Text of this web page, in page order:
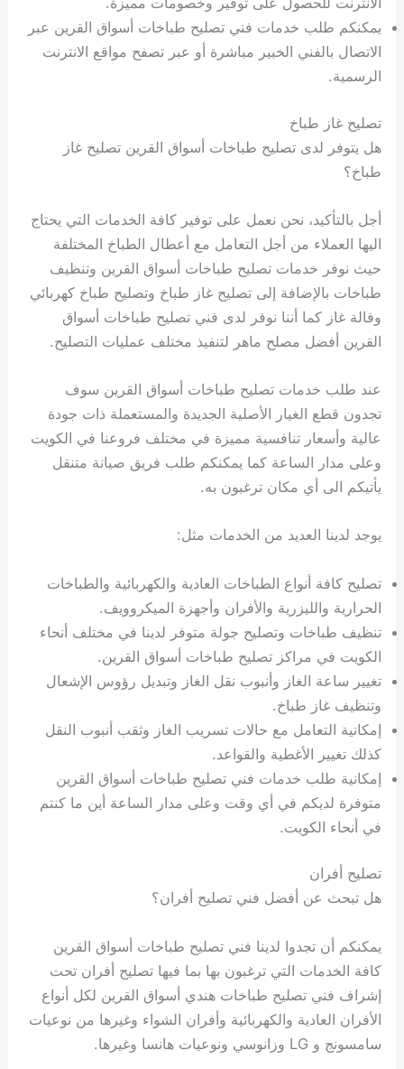
يمكنكم طلب خدمات فني تصليح طباخات أسواق القرين عبر
الاتصال بالفني الخبير مباشرة أو عبر تصفح مواقع الانترنت
الرسمية.
تصليح غاز طباخ
هل يتوفر لدى تصليح طباخات أسواق القرين تصليح غاز
طباخ؟
أجل بالتأكيد، نحن نعمل على توفير كافة الخدمات التي يحتاج
اليها العملاء من أجل التعامل مع أعطال الطباخ المختلفة
حيث نوفر خدمات تصليح طباخات أسواق القرين وتنظيف
طباخات بالإضافة إلى تصليح غاز طباخ وتصليح طباخ كهربائي
وفالة غاز كما أننا نوفر لدى فني تصليح طباخات أسواق
القرين أفضل مصلح ماهر لتنفيذ مختلف عمليات التصليح.
عند طلب خدمات تصليح طباخات أسواق القرين سوف
تجدون قطع الغيار الأصلية الجديدة والمستعملة ذات جودة
عالية وأسعار تنافسية مميزة في مختلف فروعنا في الكويت
وعلى مدار الساعة كما يمكنكم طلب فريق صيانة متنقل
يأتيكم الى أي مكان ترغبون به.
يوجد لدينا العديد من الخدمات مثل:
تصليح كافة أنواع الطباخات العادية والكهربائية والطباخات
الحرارية والليزرية والأفران وأجهزة الميكروويف.
تنظيف طباخات وتصليح جولة متوفر لدينا في مختلف أنحاء
الكويت في مراكز تصليح طباخات أسواق القرين.
تغيير ساعة الغاز وأنبوب نقل الغاز وتبديل رؤوس الإشعال
وتنظيف غاز طباخ.
إمكانية التعامل مع حالات تسريب الغاز وثقب أنبوب النقل
كذلك تغيير الأغطية والقواعد.
إمكانية طلب خدمات فني تصليح طباخات أسواق القرين
متوفرة لديكم في أي وقت وعلى مدار الساعة أين ما كنتم
في أنحاء الكويت.
تصليح أفران
هل تبحث عن أفضل فني تصليح أفران؟
يمكنكم أن تجدوا لدينا فني تصليح طباخات أسواق القرين
كافة الخدمات التي ترغبون بها بما فيها تصليح أفران تحت
إشراف فني تصليح طباخات هندي أسواق القرين لكل أنواع
الأفران العادية والكهربائية وأفران الشواء وغيرها من نوعيات
سامسونج و LG وزانوسي ونوعيات هانسا وغيرها.